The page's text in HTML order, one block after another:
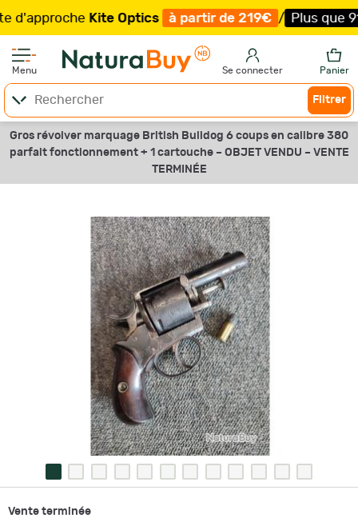
Kite Optics à partir de 219€ / Plus que 91
Menu Se connecter Panier
Filtrer
Gros révolver marquage British Bulldog 6 coups en calibre 380
parfait fonctionnement + 1 cartouche – OBJET VENDU – VENTE
TERMINÉE
Vente terminée